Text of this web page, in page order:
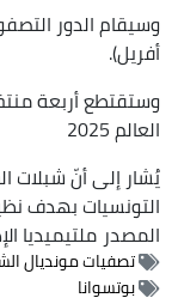
أفريل).
وستقتطع أربعة
العالم 2025
يُشار إلى أنّ شبلات
التونسيات بهدف
المصدرملتيميديا
تصفيات مونديال الشبلات
بوتسوانا